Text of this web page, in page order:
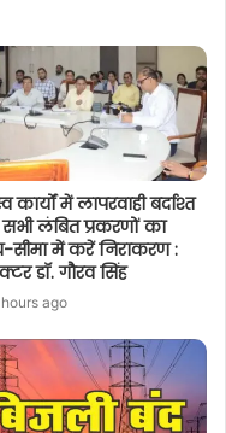
कार्यों में लापरवाही बर्दाश्त
सभी लंबित प्रकरणों का
में करें निराकरण :
डॉ. गौरव सिंह
ago